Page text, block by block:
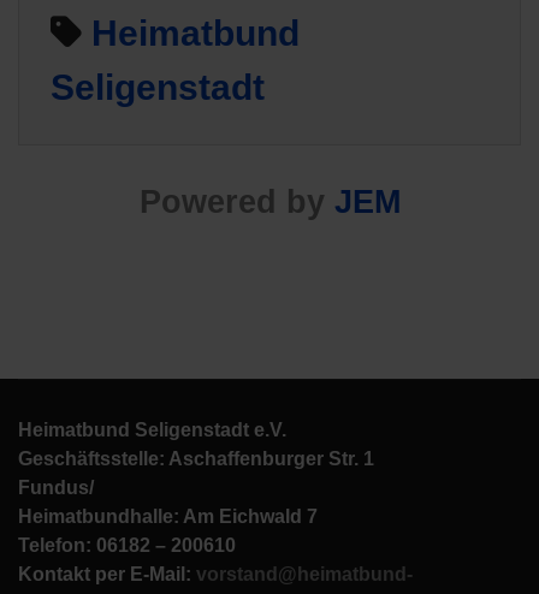
Heimatbund
Seligenstadt
Powered by JEM
Heimatbund Seligenstadt e.V.
Geschäftsstelle: Aschaffenburger Str. 1
Fundus/
Heimatbundhalle: Am Eichwald 7
Telefon: 06182 – 200610
Kontakt per E-Mail: vorstand@heimatbund-